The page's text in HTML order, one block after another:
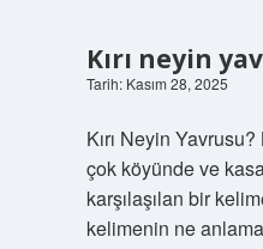
Kırı neyin
Tarih: Kasım 28, 2025
Kırı Neyin
çok köyünde ve
karşılaşılan bir
kelimenin ne